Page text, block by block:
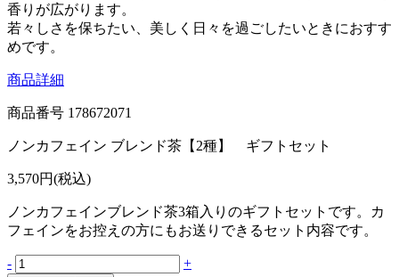
香りが広がります。
若々しさを保ちたい、美しく日々を過ごしたいときにおすす
めです。
商品詳細
商品番号 178672071
ノンカフェイン ブレンド茶【2種】 ギフトセット
3,570円(税込)
ノンカフェインブレンド茶3箱入りのギフトセットです。カ
フェインをお控えの方にもお送りできるセット内容です。
- +